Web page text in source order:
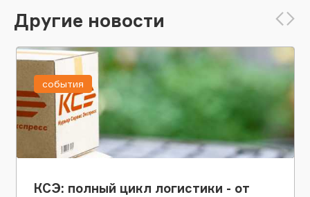
Другие новости
КСЭ: полный цикл логистики - от
события